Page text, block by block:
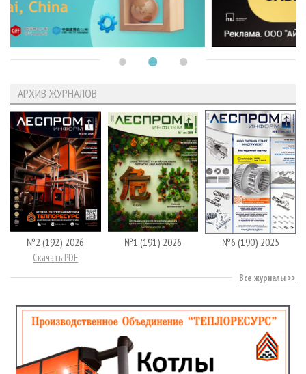
АРХИВ ЖУРНАЛОВ
№2 (192) 2026
Скачать PDF
№1 (191) 2026 №6 (190) 2025
Все журналы